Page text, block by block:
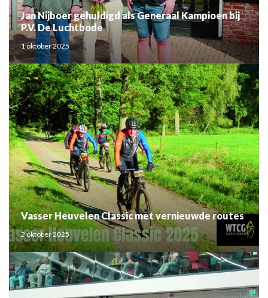
Jan Nijboer gehuldigd als Generaal Kampioen bij
P.V. De Luchtbode
1 oktober 2025
Vasser Heuvelen Classic met vernieuwde routes
2 oktober 2025